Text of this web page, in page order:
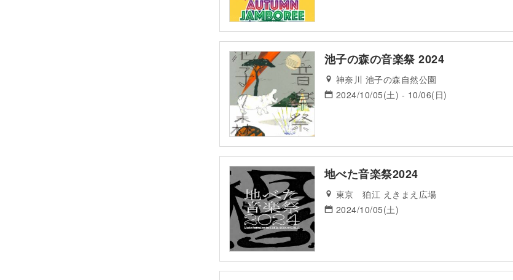
池子の森の音楽祭 2024
神奈川 池子の森自然公園
2024/10/05(土) - 10/06(日)
地べた音楽祭2024
東京 狛江 えきまえ広場
2024/10/05(土)